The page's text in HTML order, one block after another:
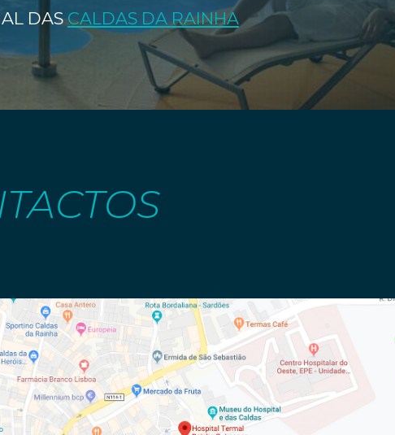
DASCALDAS DA RAINHA